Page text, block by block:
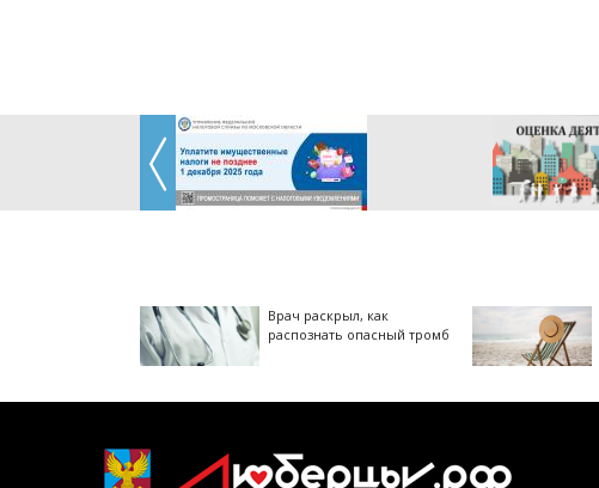
Врач раскрыл, как
распознать опасный тромб